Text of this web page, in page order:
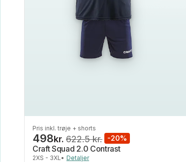
Pris inkl. trøje + shorts
498kr. 622.5 kr. -20%
Craft Squad 2.0 Contrast
2XS - 3XL• Detaljer